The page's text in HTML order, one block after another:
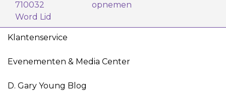
710032
opnemen
Word Lid
Klantenservice
Evenementen & Media Center
D. Gary Young Blog